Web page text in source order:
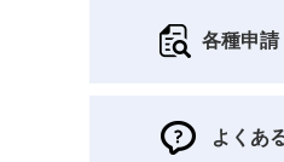
各種申請
よくあ